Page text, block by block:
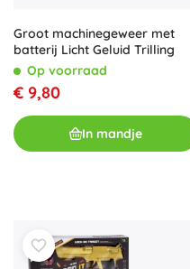
Groot machinegeweer met
batterij Licht Geluid Trilling
Op voorraad
€ 9,80
In mandje